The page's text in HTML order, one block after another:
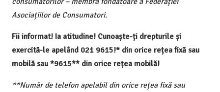
Asociațiilor de Consumatori.
Fii informat! Ia atitudine! Cunoaște-ți drepturile și
exercită-le apelând 021 9615!* din orice rețea fixă sau
mobilă sau *9615** din orice rețea mobilă!
**Număr de telefon apelabil din orice rețea fixă sau